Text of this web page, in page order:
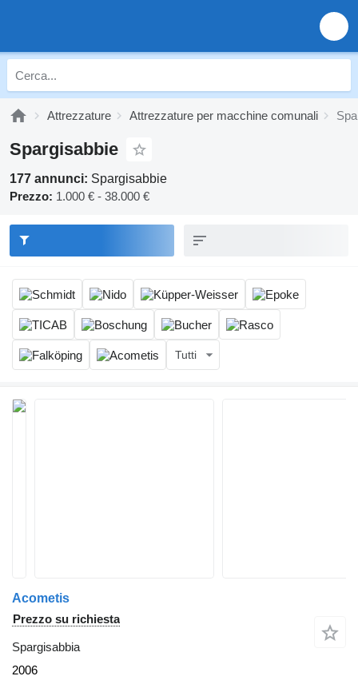
Attrezzature Attrezzature per macchine comunali
Spargisabbie
177 annunci: Spargisabbie
Prezzo: 1.000 € - 38.000 €
Tutti
Acometis
Prezzo su richiesta
Spargisabbia
2006